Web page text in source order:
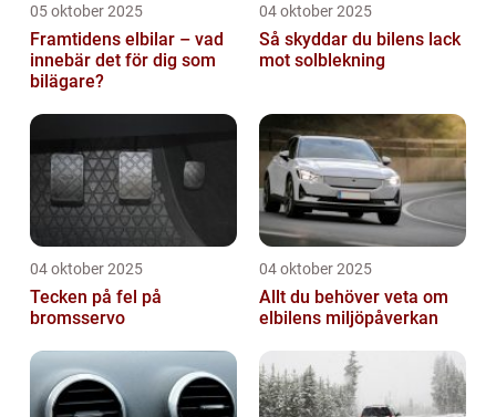
05 oktober 2025
Framtidens elbilar – vad
innebär det för dig som
bilägare?
04 oktober 2025
Så skyddar du bilens lack
mot solblekning
04 oktober 2025
Tecken på fel på
bromsservo
04 oktober 2025
Allt du behöver veta om
elbilens miljöpåverkan